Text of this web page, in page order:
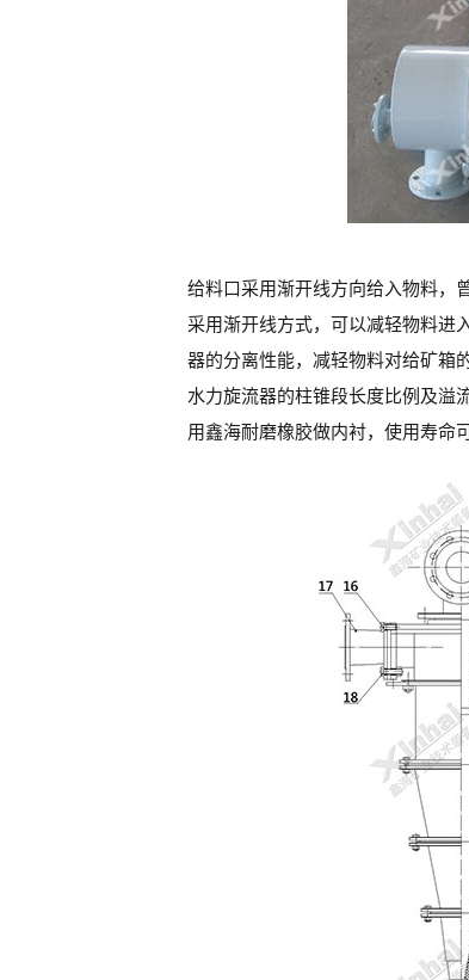
给料口采用渐开线方向给入物料，
采用渐开线方式，可以减轻物料进
器的分离性能，减轻物料对给矿箱
水力旋流器的柱锥段长度比例及溢
用鑫海耐磨橡胶做内衬，使用寿命